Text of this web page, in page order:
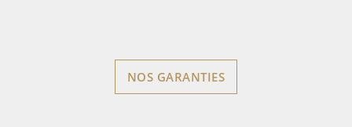
NOS GARANTIES